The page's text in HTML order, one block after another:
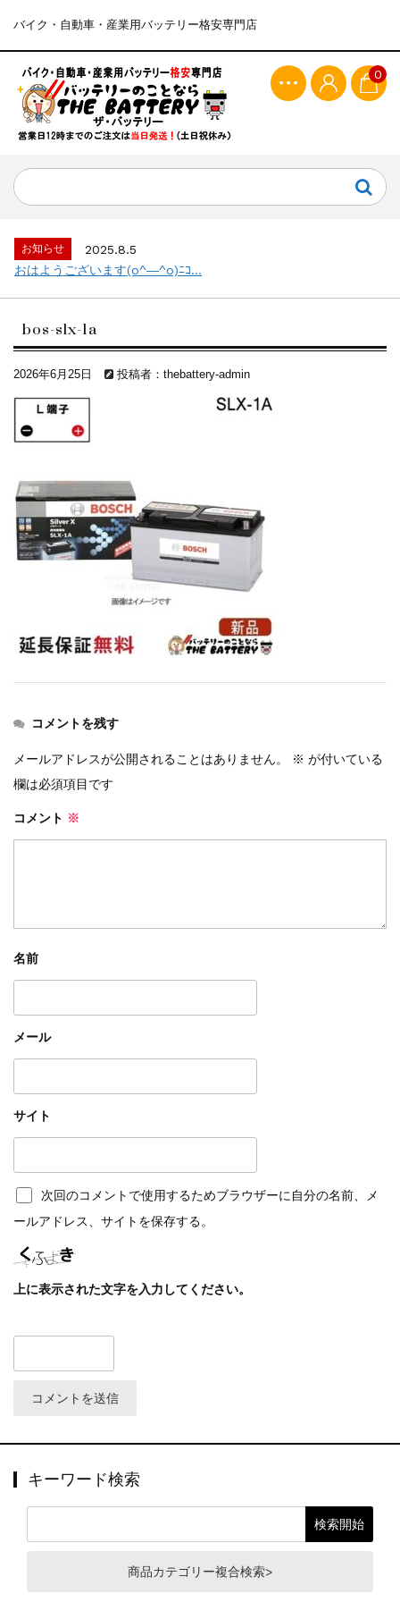
バイク・自動車・産業用バッテリー格安専門店
0
お知らせ
2025.8.5
おはようございます(o^―^o)ﾆｺ...
bos-slx-1a
2026年6月25日 投稿者：thebattery-admin
コメントを残す
メールアドレスが公開されることはありません。 ※ が付いている
欄は必須項目です
コメント ※
名前
メール
サイト
次回のコメントで使用するためブラウザーに自分の名前、メ
ールアドレス、サイトを保存する。
上に表示された文字を入力してください。
キーワード検索
商品カテゴリー複合検索>